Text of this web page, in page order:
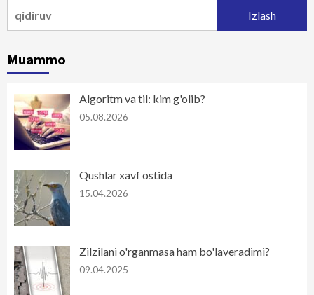
Muammo
Algoritm va til: kim g'olib?
05.08.2026
Qushlar xavf ostida
15.04.2026
Zilzilani o'rganmasa ham bo'laveradimi?
09.04.2025